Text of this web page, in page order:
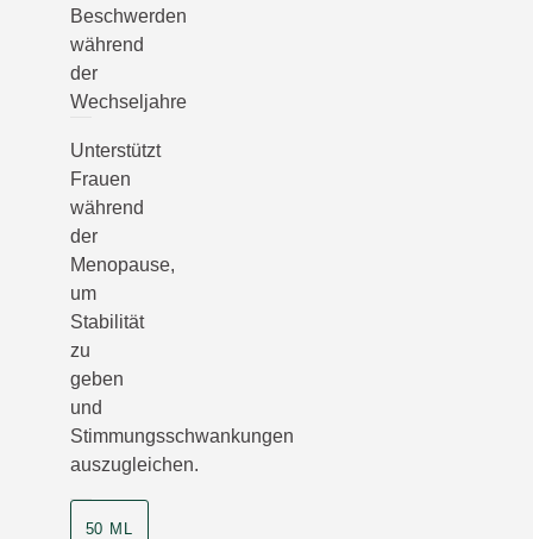
Beschwerden
während
der
Wechseljahre
Unterstützt
Frauen
während
der
Menopause,
um
Stabilität
zu
geben
und
Stimmungsschwankungen
auszugleichen.
50 ML